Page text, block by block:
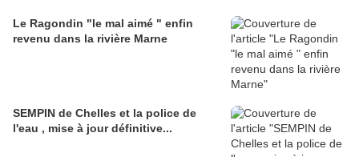
Le Ragondin "le mal aimé " enfin
revenu dans la rivière Marne
SEMPIN de Chelles et la police de
l'eau , mise à jour définitive...